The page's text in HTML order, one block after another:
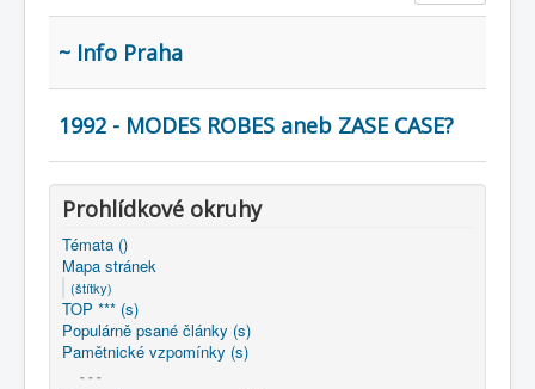
Současnost SW a IT
KNIHOVNA
Historické počítače
COBOL
O nás
Úvod
~ Info Praha
1992 - MODES ROBES aneb ZASE CASE?
Prohlídkové okruhy
Témata ()
Mapa stránek
(štítky)
TOP *** (s)
Populárně psané články (s)
Pamětnické vzpomínky (s)
- - -